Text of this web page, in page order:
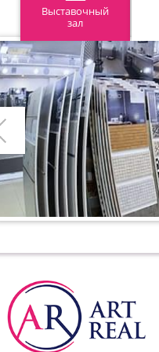
Выставочный
зал
Предыдущий